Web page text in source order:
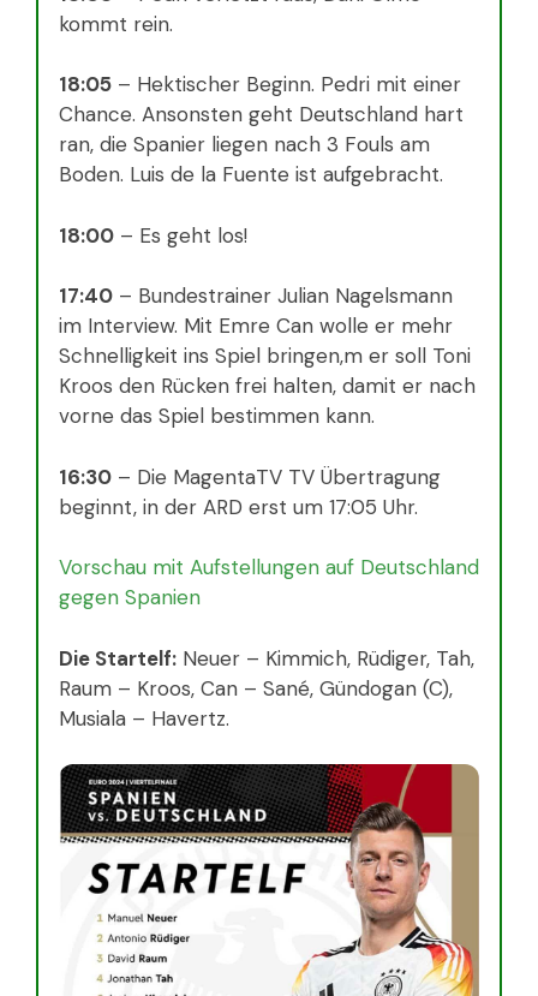
kommt rein.
18:05 – Hektischer Beginn. Pedri mit einer
Chance. Ansonsten geht Deutschland hart
ran, die Spanier liegen nach 3 Fouls am
Boden. Luis de la Fuente ist aufgebracht.
18:00 – Es geht los!
17:40 – Bundestrainer Julian Nagelsmann
im Interview. Mit Emre Can wolle er mehr
Schnelligkeit ins Spiel bringen,m er soll Toni
Kroos den Rücken frei halten, damit er nach
vorne das Spiel bestimmen kann.
16:30 – Die MagentaTV TV Übertragung
beginnt, in der ARD erst um 17:05 Uhr.
Vorschau mit Aufstellungen auf Deutschland
gegen Spanien
Die Startelf: Neuer – Kimmich, Rüdiger, Tah,
Raum – Kroos, Can – Sané, Gündogan (C),
Musiala – Havertz.